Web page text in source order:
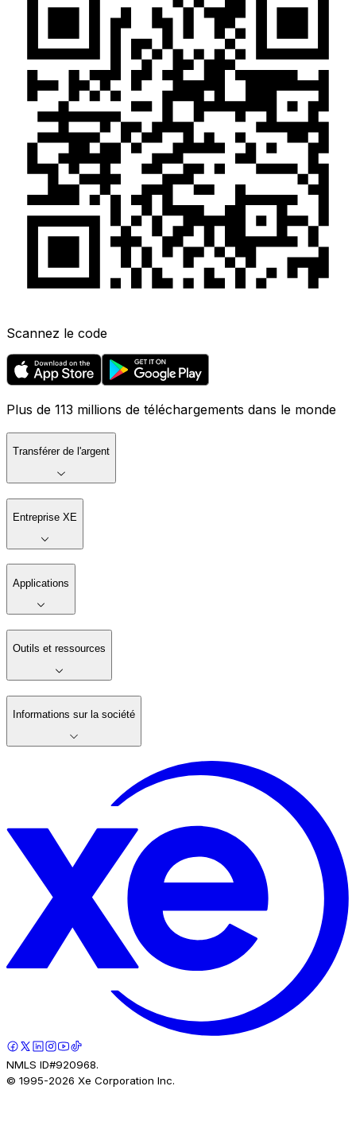
Scannez le code
Plus de 113 millions de téléchargements dans le monde
Transférer de l'argent
Entreprise XE
Applications
Outils et ressources
Informations sur la société
NMLS ID#920968.
© 1995-2026 Xe Corporation Inc.